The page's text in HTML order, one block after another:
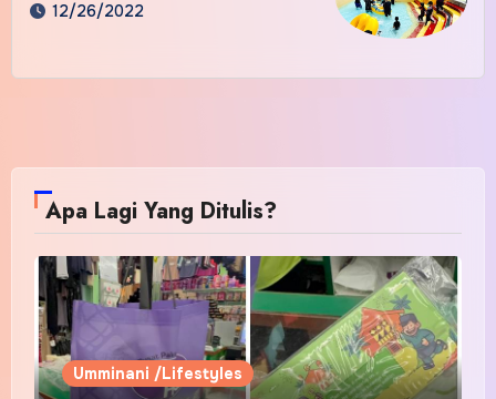
12/26/2022
Apa Lagi Yang Ditulis?
Umminani /Lifestyles